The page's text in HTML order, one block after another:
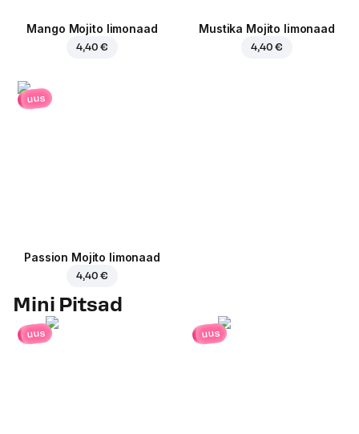
Mango Mojito limonaad
4,40 €
Mustika Mojito limonaad
4,40 €
uus
Passion Mojito limonaad
4,40 €
Mini Pitsad
uus uus